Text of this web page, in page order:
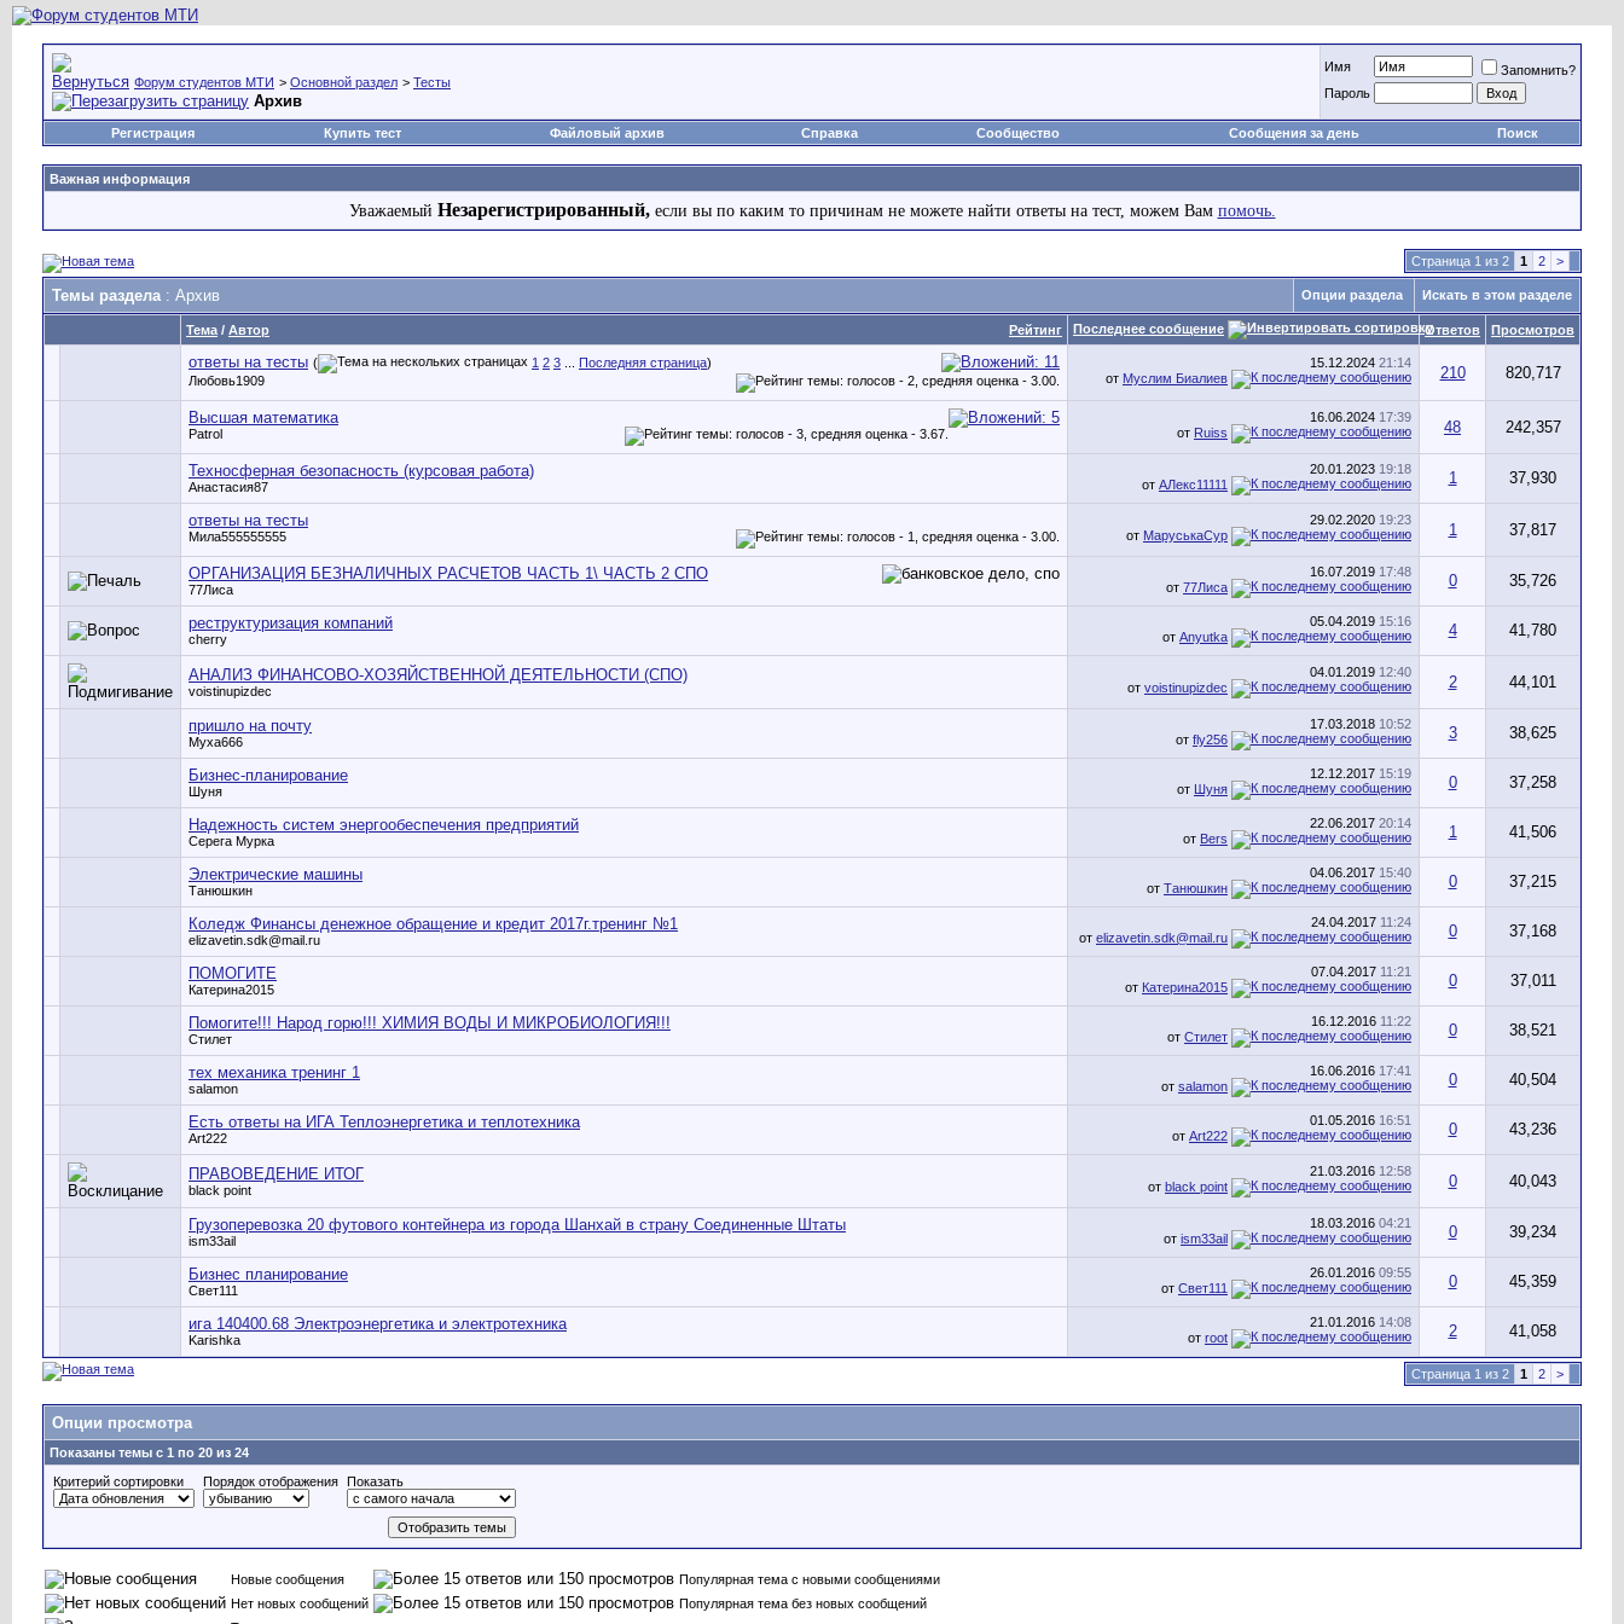
Форум студентов МТИ > Основной раздел > Тесты
Архив
Имя
Запомнить?
Пароль
Регистрация Купить тест Файловый архив Справка Сообщество Сообщения за день Поиск
Важная информация
Уважаемый Незарегистрированный, если вы по каким то причинам не можете найти ответы на тест, можем Вам помочь.
Страница 1 из 2 1 2 >
Темы раздела: Архив Опции раздела Искать в этом разделе
Рейтинг
Тема / Автор Последнее сообщение Ответов Просмотров
ответы на тесты ( 1 2 3 Последняя страница)
Любовь1909
15.12.2024 21:14
от Муслим Биалиев 210 820,717
Высшая математика
Patrol
16.06.2024 17:39
от Ruiss 48 242,357
Техносферная безопасность (курсовая работа)
Анастасия87
20.01.2023 19:18
от АЛекс11111 1 37,930
ответы на тесты
Мила555555555
29.02.2020 19:23
от МаруськаСур 1 37,817
ОРГАНИЗАЦИЯ БЕЗНАЛИЧНЫХ РАСЧЕТОВ ЧАСТЬ 1\ ЧАСТЬ 2 СПО
77Лиса
16.07.2019 17:48
от 77Лиса 0 35,726
реструктуризация компаний
cherry
05.04.2019 15:16
от Anyutka 4 41,780
АНАЛИЗ ФИНАНСОВО-ХОЗЯЙСТВЕННОЙ ДЕЯТЕЛЬНОСТИ (СПО)
voistinupizdec
04.01.2019 12:40
от voistinupizdec 2 44,101
пришло на почту
Муха666
17.03.2018 10:52
от fly256 3 38,625
Бизнес-планирование
Шуня
12.12.2017 15:19
от Шуня 0 37,258
Надежность систем энергообеспечения предприятий
Серега Мурка
22.06.2017 20:14
от Bers 1 41,506
Электрические машины
Танюшкин
04.06.2017 15:40
от Танюшкин 0 37,215
Коледж Финансы денежное обращение и кредит 2017г.тренинг №1
elizavetin.sdk@mail.ru
24.04.2017 11:24
от elizavetin.sdk@mail.ru 0 37,168
ПОМОГИТЕ
Катерина2015
07.04.2017 11:21
от Катерина2015 0 37,011
Помогите!!! Народ горю!!! ХИМИЯ ВОДЫ И МИКРОБИОЛОГИЯ!!!
Стилет
16.12.2016 11:22
от Стилет 0 38,521
тех механика тренинг 1
salamon
16.06.2016 17:41
от salamon 0 40,504
Есть ответы на ИГА Теплоэнергетика и теплотехника
Art222
01.05.2016 16:51
от Art222 0 43,236
ПРАВОВЕДЕНИЕ ИТОГ
black point
21.03.2016 12:58
от black point 0 40,043
Грузоперевозка 20 футового контейнера из города Шанхай в страну Соединенные Штаты
ism33ail
18.03.2016 04:21
от ism33ail 0 39,234
Бизнес планирование
Свет111
26.01.2016 09:55
от Свет111 0 45,359
ига 140400.68 Электроэнергетика и электротехника
Karishka
21.01.2016 14:08
от root 2 41,058
Страница 1 из 2 1 2 >
Опции просмотра
Показаны темы с 1 по 20 из 24
Критерий сортировки
Порядок отображения Показать
Новые сообщения
Популярная тема с новыми сообщениями
Нет новых сообщений
Популярная тема без новых сообщений